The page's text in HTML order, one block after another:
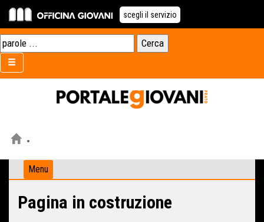
scegli il servizio
Menu
Pagina in costruzione